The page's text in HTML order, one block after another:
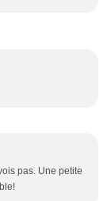
pas. Une petite